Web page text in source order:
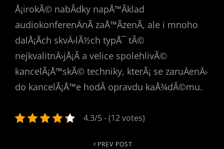
Å¡irokÃ© nabÃ­dky napÅ™Ã­klad
audiokonferenÄnÃ­ zaÅ™Ã­zenÃ­, ale i mnoho
dalÅ¡Ã­ch skvÄ›lÃ½ch typÅ¯ tÃ©
nejkvalitnÄ›jÅ¡Ã­ a velice spolehlivÃ©
kancelÃ¡Å™skÃ© techniky, kterÃ¡ se zaruÄenÄ›
do kancelÃ¡Å™e hodÃ­ opravdu kaÅ¾dÃ©mu.
4.3/5 - (12 votes)
PREV POST